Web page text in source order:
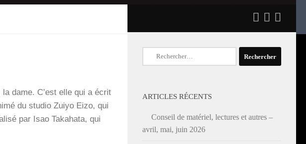
dame. C’est elle qui a écrit
du stu­dio Zuiyo Eizo, qui
par Isao Taka­ha­ta, qui
Rechercher :
ARTICLES RÉCENTS
Conseil de matériel, lectures et autres –
avril, mai, juin 2026